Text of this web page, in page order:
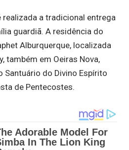
a tradicional entrega
guardiã. A residência do
Alburquerque, localizada
também em Oeiras Nova,
Santuário do Divino Espírito
de Pentecostes.